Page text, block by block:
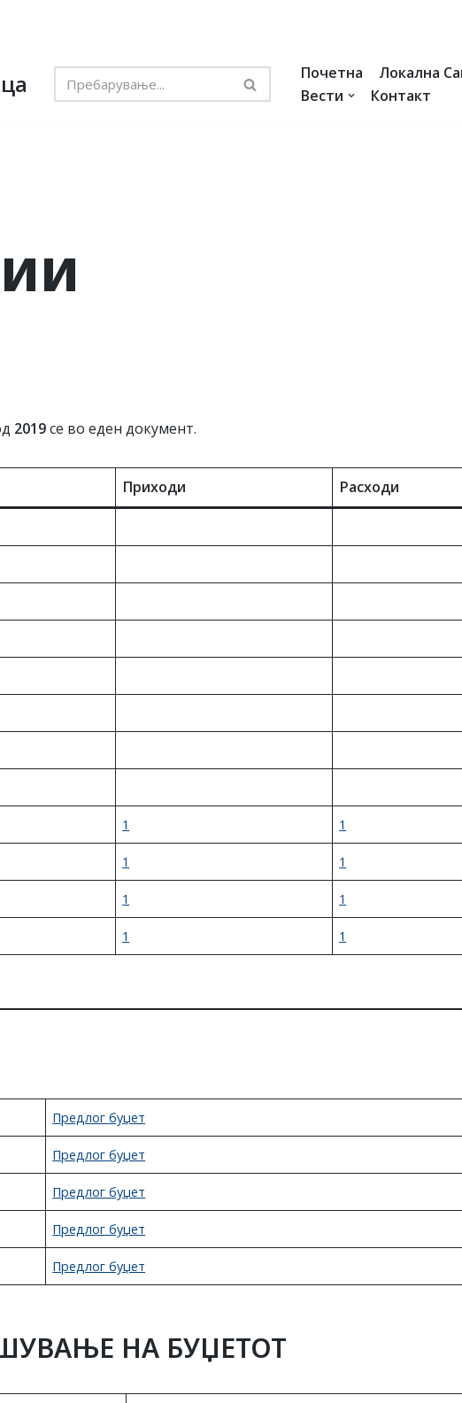
Почетна Локална
Вести
Контакт
2019се во еден документ.
Приходи Расходи
1 1
1 1
1 1
1 1
Предлог буџет
Предлог буџет
Предлог буџет
Предлог буџет
Предлог буџет
НА БУЏЕТОТ